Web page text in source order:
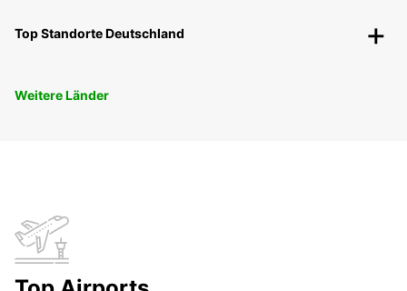
Top Standorte Deutschland
Weitere Länder